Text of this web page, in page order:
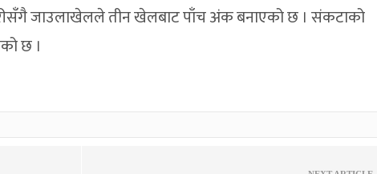
जाउलाखेलले तीन खेलबाट पाँच अंक बनाएको छ । संकटाको
छ ।